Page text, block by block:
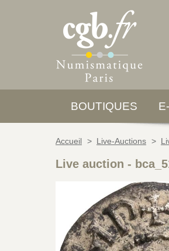
BOUTIQUES
Accueil > Live-Auctions >
Live auction -